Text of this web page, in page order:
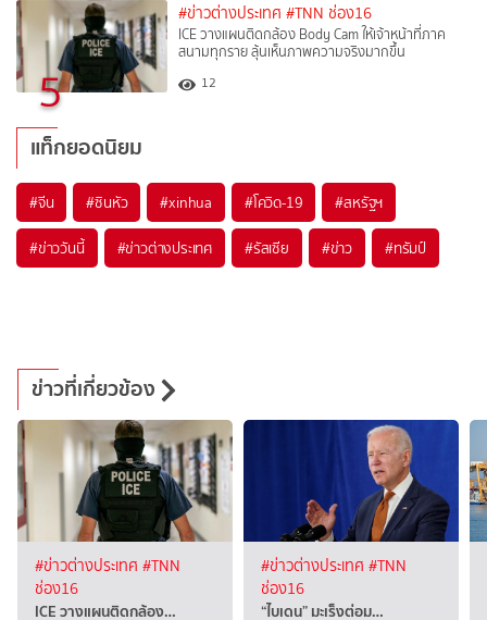
5
#ข่าวต่างประเทศ #TNN ช่อง16
ICE วางแผนติดกล้อง Body Cam ให้เจ้าหน้าที่ภาค
สนามทุกราย ลุ้นเห็นภาพความจริงมากขึ้น
12
แท็กยอดนิยม
#จีน #ซินหัว #xinhua #โควิด-19 #สหรัฐฯ
#ข่าววันนี้ #ข่าวต่างประเทศ #รัสเซีย #ข่าว #ทรัมป์
ข่าวที่เกี่ยวข้อง
#ข่าวต่างประเทศ #TNN
ช่อง16
ICE วางแผนติดกล้อง…
#ข่าวต่างประเทศ #TNN
ช่อง16
“ไบเดน” มะเร็งต่อม…